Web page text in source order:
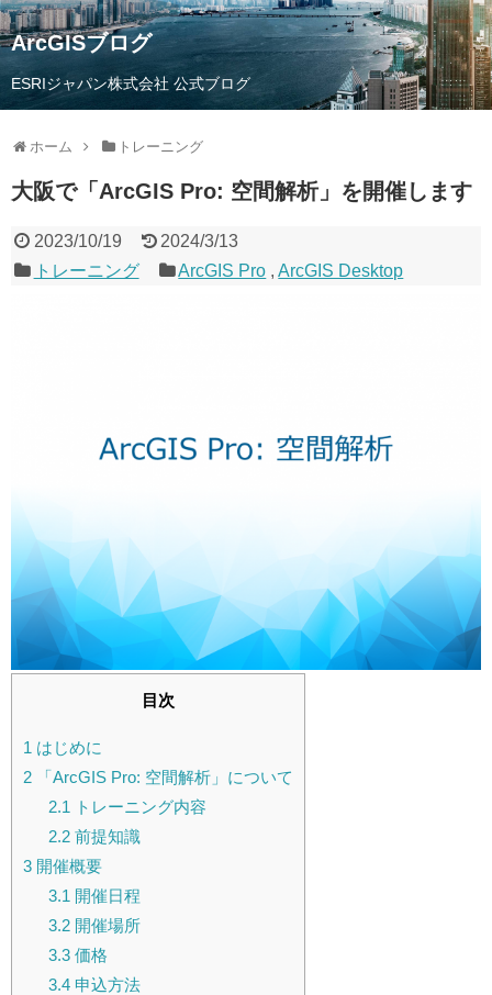
ArcGISブログ
ESRIジャパン株式会社 公式ブログ
ホーム トレーニング
大阪で「ArcGIS Pro: 空間解析」を開催します
2023/10/19
2024/3/13
トレーニング
ArcGIS Pro ,ArcGIS Desktop
目次
1 はじめに
2 「ArcGIS Pro: 空間解析」について
2.1 トレーニング内容
2.2前提知識
3 開催概要
3.1 開催日程
3.2開催場所
3.3価格
3.4申込方法